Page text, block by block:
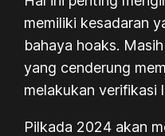
memiliki kesadaran
bahaya hoaks.
yang cenderung
melakukan verifikasi
Pilkada 2024 akan